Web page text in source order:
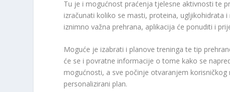
Tu je i mogućnost praćenja tjelesne aktivnosti te
izračunati koliko se masti, proteina, ugljikohidrata
iznimno važna prehrana, aplikacija će ponuditi i
Moguće je izabrati i planove treninga te tip
će se i povratne informacije o tome kako se
mogućnosti, a sve počinje otvaranjem
personalizirani plan.